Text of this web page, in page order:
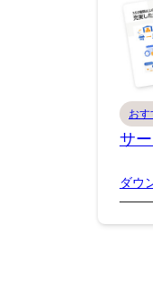
おす
サ
ダウ